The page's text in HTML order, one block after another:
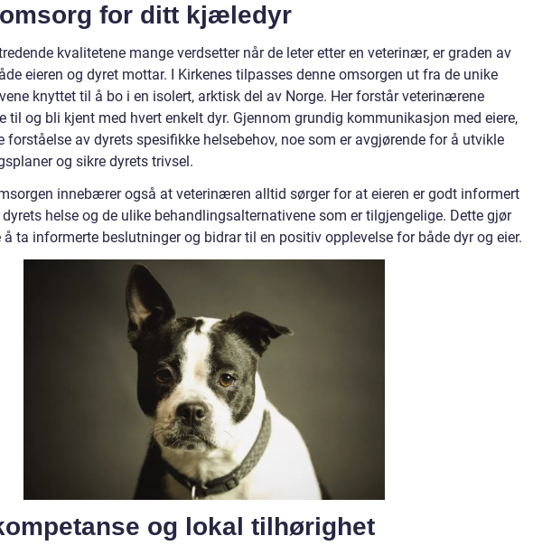
for ditt kjæledyr
kvalitetene mange verdsetter når de leter etter en veterinær, er graden av
eieren og dyret mottar. I Kirkenes tilpasses denne omsorgen ut fra de unike
knyttet til å bo i en isolert, arktisk del av Norge. Her forstår veterinærene
til og bli kjent med hvert enkelt dyr. Gjennom grundig kommunikasjon med eiere,
forståelse av dyrets spesifikke helsebehov, noe som er avgjørende for å utvikle
og sikre dyrets trivsel.
innebærer også at veterinæren alltid sørger for at eieren er godt informert
helse og de ulike behandlingsalternativene som er tilgjengelige. Dette gjør
å ta informerte beslutninger og bidrar til en positiv opplevelse for både dyr og eier.
og lokal tilhørighet